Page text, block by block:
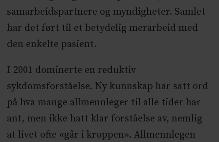
samarbeidspartnere og myndigheter. Samlet
har det ført til et betydelig merarbeid med
den enkelte pasient.
I 2001 dominerte en reduktiv
sykdomsforståelse. Ny kunnskap har satt ord
på hva mange allmennleger til alle tider har
ant, men ikke hatt klar forståelse av, nemlig
at livet ofte «går i kroppen». Allmennlegen